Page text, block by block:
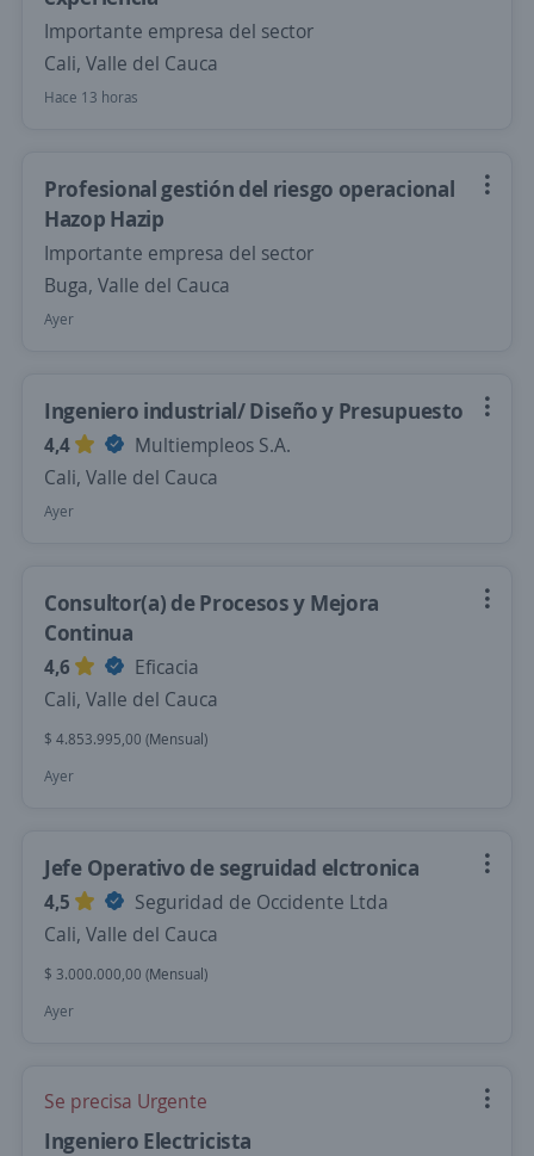
Importante empresa del sector
Cali, Valle del Cauca
Hace 13 horas
Profesional gestión del riesgo operacional
Hazop Hazip
Importante empresa del sector
Buga, Valle del Cauca
Ayer
Ingeniero industrial/ Diseño y Presupuesto
4,4
Multiempleos S.A.
Cali, Valle del Cauca
Ayer
Consultor(a) de Procesos y Mejora
Continua
4,6
Eficacia
Cali, Valle del Cauca
$ 4.853.995,00 (Mensual)
Ayer
Jefe Operativo de segruidad elctronica
4,5
Seguridad de Occidente Ltda
Cali, Valle del Cauca
$ 3.000.000,00 (Mensual)
Ayer
Se precisa Urgente
Ingeniero Electricista